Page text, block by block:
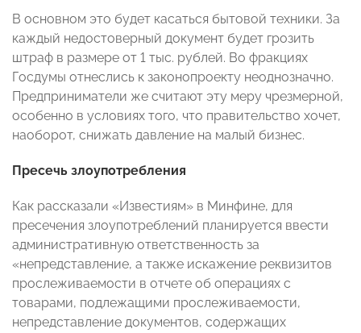
В основном это будет касаться бытовой техники. За
каждый недостоверный документ будет грозить
штраф в размере от 1 тыс. рублей. Во фракциях
Госдумы отнеслись к законопроекту неоднозначно.
Предприниматели же считают эту меру чрезмерной,
особенно в условиях того, что правительство хочет,
наоборот, снижать давление на малый бизнес.
Пресечь злоупотребления
Как рассказали «Известиям» в Минфине, для
пресечения злоупотреблений планируется ввести
административную ответственность за
«непредставление, а также искажение реквизитов
прослеживаемости в отчете об операциях с
товарами, подлежащими прослеживаемости,
непредставление документов, содержащих